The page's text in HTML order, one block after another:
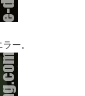
ー。